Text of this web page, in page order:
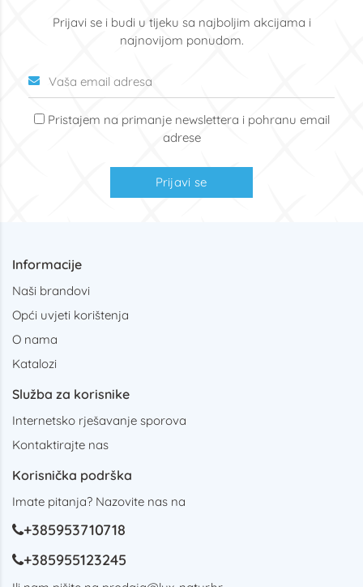
Prijavi se i budi u tijeku sa najboljim akcijama i
najnovijom ponudom.
Pristajem na primanje newslettera i pohranu email
adrese
Prijavi se
Informacije
Naši brandovi
Opći uvjeti korištenja
O nama
Katalozi
Služba za korisnike
Internetsko rješavanje sporova
Kontaktirajte nas
Korisnička podrška
Imate pitanja? Nazovite nas na
+385953710718
+385955123245